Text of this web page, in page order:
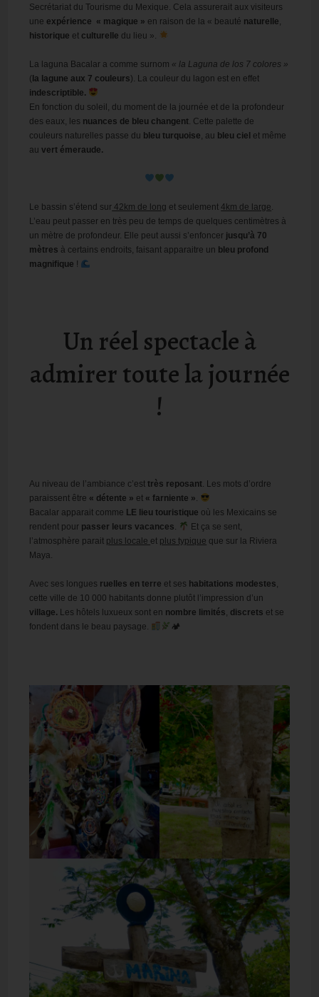
Secrétariat du Tourisme du Mexique. Cela assurerait aux visiteurs
une expérience « magique » en raison de la « beauté naturelle
historique et culturelle du lieu ».
La laguna Bacalar a comme surnom « la Laguna de los 7 colores »
(la lagune aux 7 couleurs). La couleur du lagon est en effet
indescriptible.
En fonction du soleil, du moment de la journée et de la profondeur
des eaux, les nuances de bleu changent . Cette palette de
couleurs naturelles passe du bleu turquoise , au bleu ciel et même
auvert émeraude.
Le bassin s’étend sur 42km de long et seulement 4km de large
L’eau peut passer en très peu de temps de quelques centimètres à
un mètre de profondeur. Elle peut aussi s’enfoncer jusqu’à 70
mètres à certains endroits, faisant apparaitre un bleu profond
magnifique !
Un réel spectacle à
admirer toute la journée
!
Au niveau de l’ambiance c’esttrès reposant . Les mots d’ordre
paraissent être « détente » et « farniente »
Bacalar apparait comme LE lieu touristique où les Mexicains se
rendent pour passer leurs vacances
Et ça se sent,
l’atmosphère parait plus locale et plus typique que sur la Riviera
Maya.
Avec ses longues ruelles en terre et ses habitations modestes
cette ville de 10 000 habitants donne plutôt l’impression d’un
village. Les hôtels luxueux sont en nombre limités discrets et se
fondent dans le beau paysage.
🏕